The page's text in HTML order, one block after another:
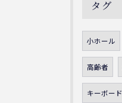
タグ
小ホール
高齢者
キーボード